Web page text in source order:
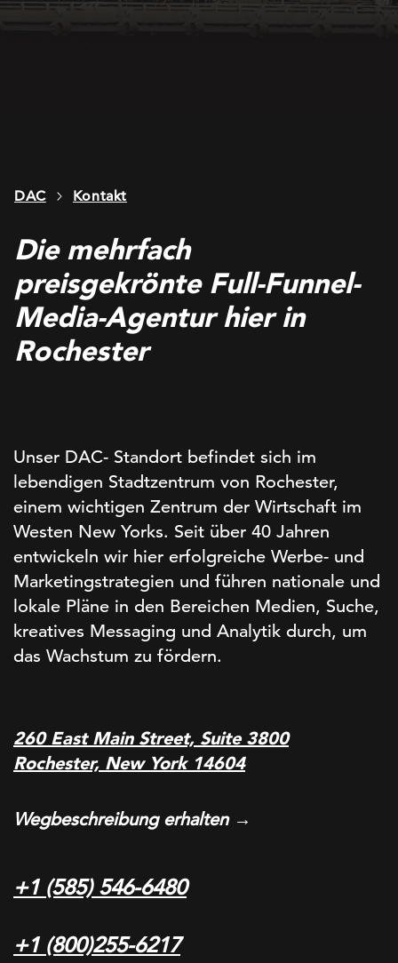
DAC Kontakt
Die mehrfach
preisgekrönte Full-Funnel-
Media-Agentur hier in
Rochester
260 East Main Street, Suite 3800
Rochester, New York 14604
Wegbeschreibung erhalten →
+1 (585) 546-6480
+1 (800)255-6217
Unser DAC- Standort befindet sich im
lebendigen Stadtzentrum von Rochester,
einem wichtigen Zentrum der Wirtschaft im
Westen New Yorks. Seit über 40 Jahren
entwickeln wir hier erfolgreiche Werbe- und
Marketingstrategien und führen nationale und
lokale Pläne in den Bereichen Medien, Suche,
kreatives Messaging und Analytik durch, um
das Wachstum zu fördern.